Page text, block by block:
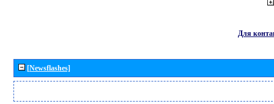
Для
[Newsflashes]